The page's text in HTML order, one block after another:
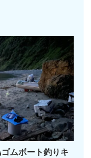
ボート釣りキ